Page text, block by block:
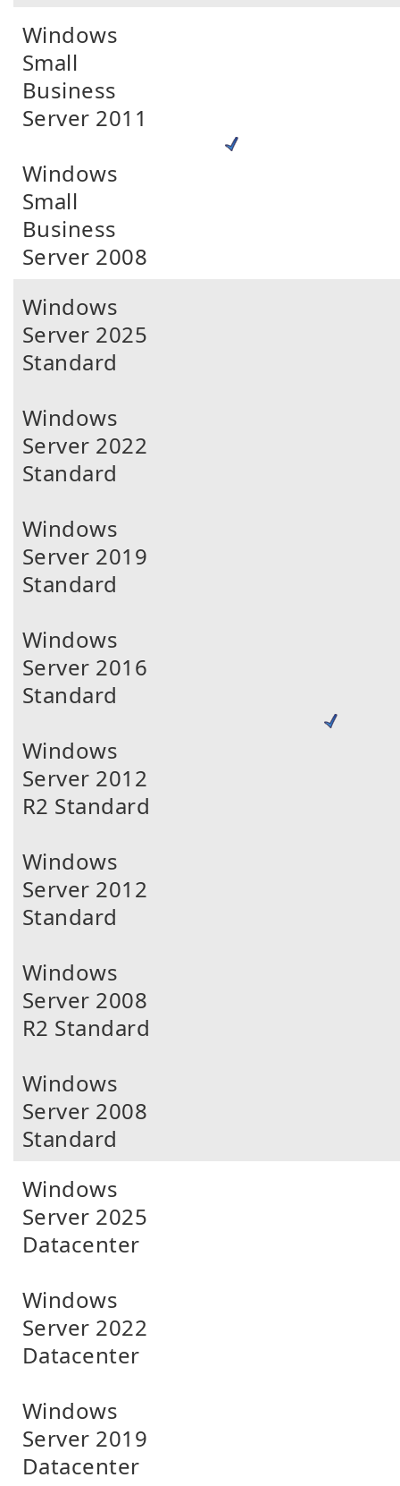
Windows
Small
Business
Server 2011
Windows
Small
Business
Server 2008
Windows
Server 2025
Standard
Windows
Server 2022
Standard
Windows
Server 2019
Standard
Windows
Server 2016
Standard
Windows
Server 2012
R2 Standard
Windows
Server 2012
Standard
Windows
Server 2008
R2 Standard
Windows
Server 2008
Standard
Windows
Server 2025
Datacenter
Windows
Server 2022
Datacenter
Windows
Server 2019
Datacenter